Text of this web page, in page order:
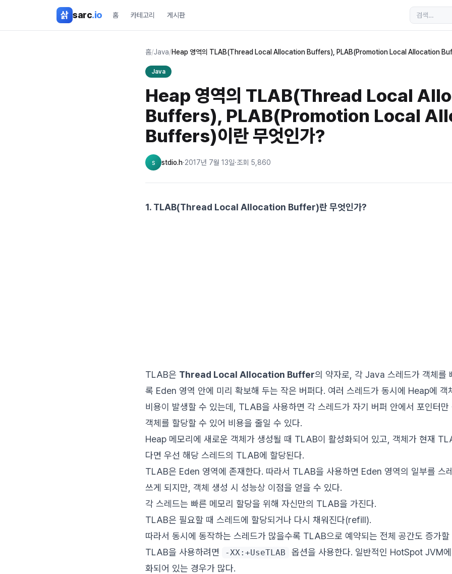
삵 sarc.io 홈 카테고리 게시판
홈/Java/Heap 영역의 TLAB(Thread Local Allocation Buffers), PLAB(Promotion Local Allocation
Java
Heap 영역의 TLAB(Thread Local
Buffers), PLAB(Promotion Local
Buffers)이란 무엇인가?
s stdio.h·2017년 7월 13일·조회 5,860
1. TLAB(Thread Local Allocation Buffer)란 무엇인가?
TLAB은 Thread Local Allocation Buffer의 약자로, 각 Java 스레드가 객체를
록 Eden 영역 안에 미리 확보해 두는 작은 버퍼다. 여러 스레드가 동시에 Heap에 객
비용이 발생할 수 있는데, TLAB을 사용하면 각 스레드가 자기 버퍼 안에서 포인터만
객체를 할당할 수 있어 비용을 줄일 수 있다.
Heap 메모리에 새로운 객체가 생성될 때 TLAB이 활성화되어 있고, 객체가 현재
다면 우선 해당 스레드의 TLAB에 할당된다.
TLAB은 Eden 영역에 존재한다. 따라서 TLAB을 사용하면 Eden 영역의 일부를 스
쓰게 되지만, 객체 생성 시 성능상 이점을 얻을 수 있다.
각 스레드는 빠른 메모리 할당을 위해 자신만의 TLAB을 가진다.
TLAB은 필요할 때 스레드에 할당되거나 다시 채워진다(refill).
따라서 동시에 동작하는 스레드가 많을수록 TLAB으로 예약되는 전체 공간도 증가할
TLAB을 사용하려면
-XX:+UseTLAB
옵션을 사용한다. 일반적인 HotSpot JVM
화되어 있는 경우가 많다.